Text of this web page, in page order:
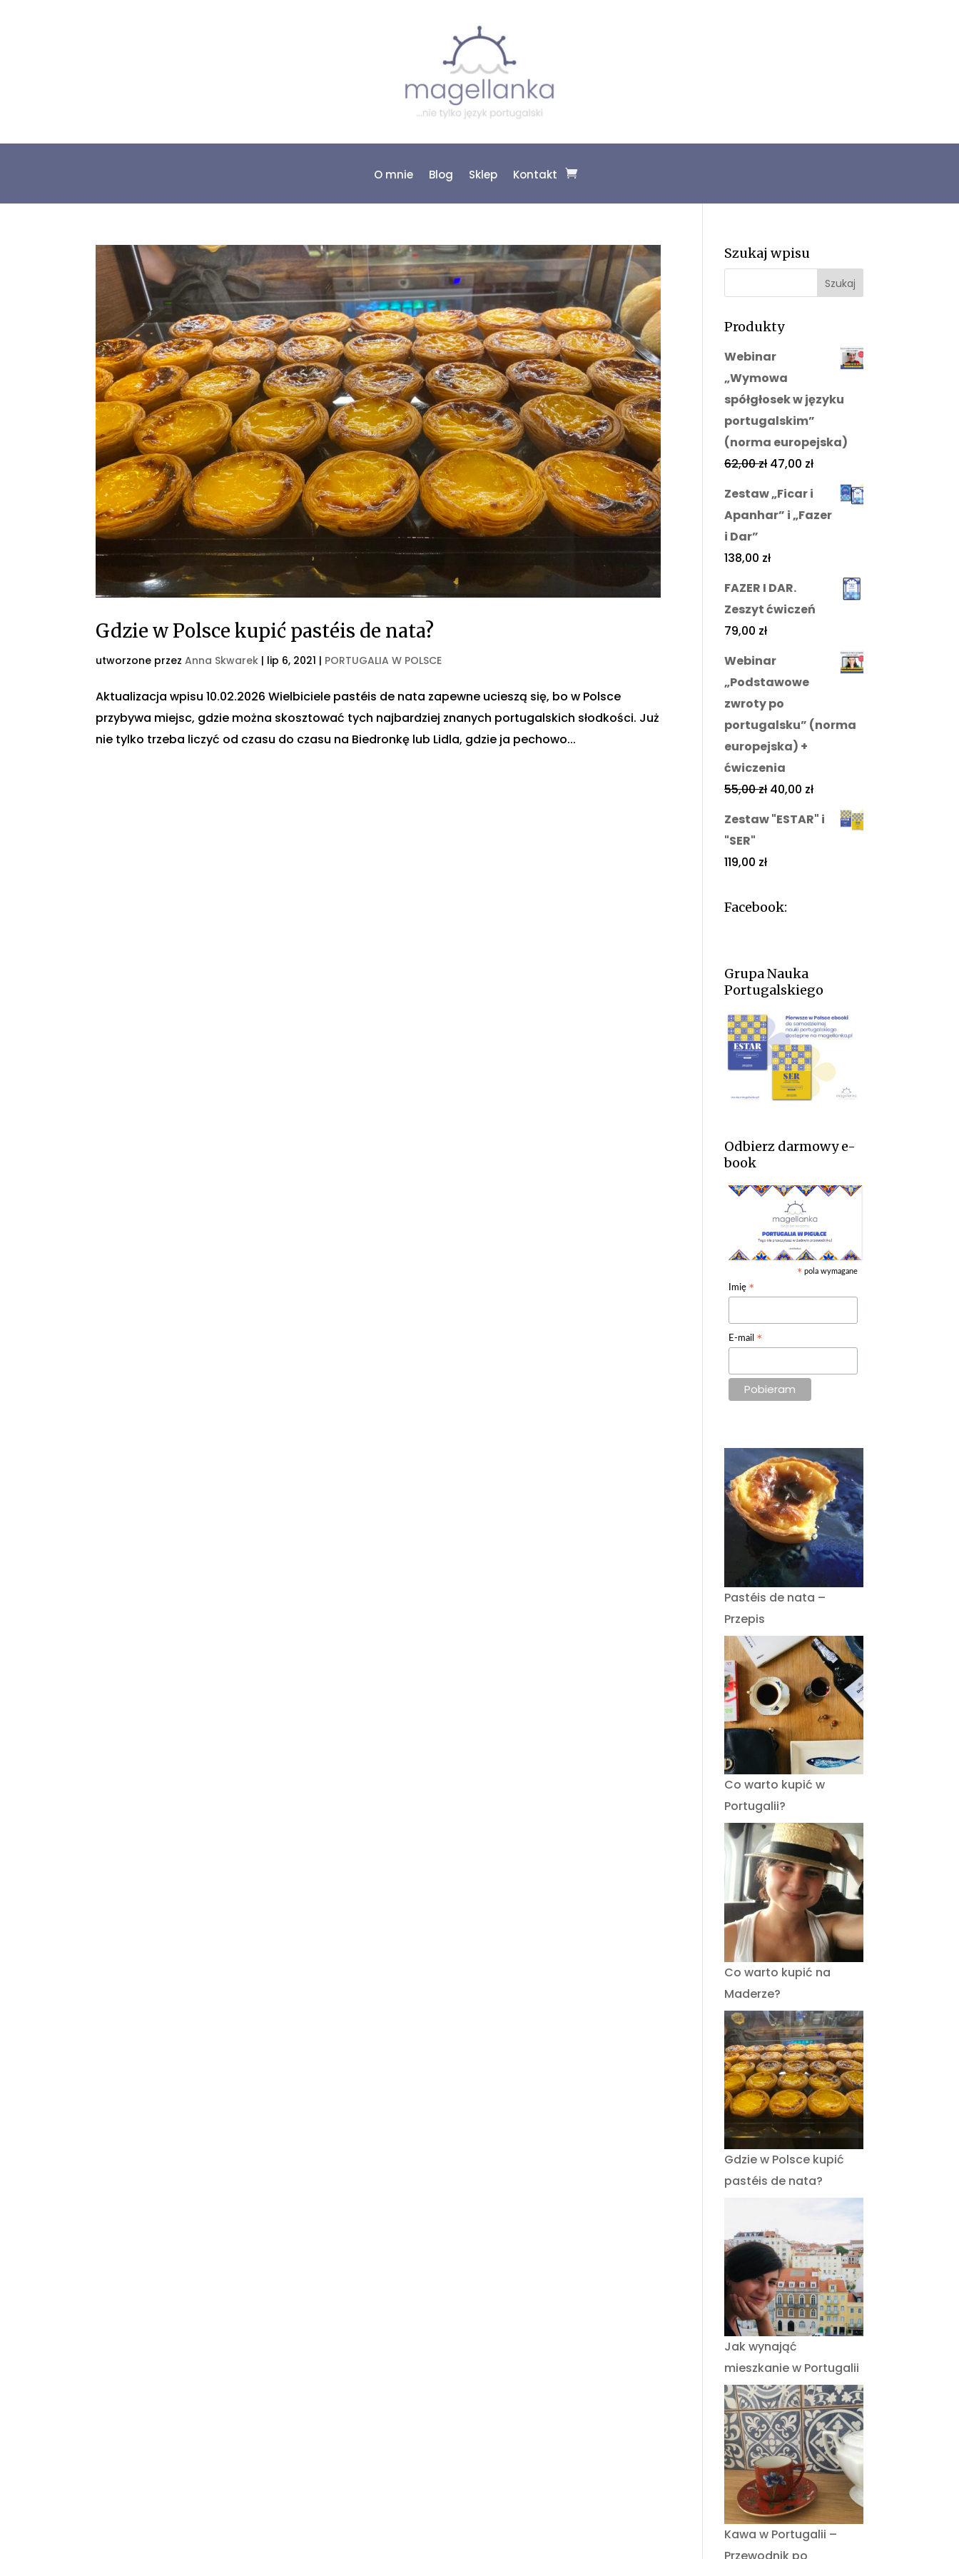
O mnie Blog Sklep Kontakt
Gdzie w Polsce kupić pastéis de nata?
utworzone przezAnna Skwarek | lip 6, 2021 | PORTUGALIA W POLSCE
Aktualizacja wpisu 10.02.2026 Wielbiciele pastéis de nata zapewne ucieszą się, bo w Polsce
przybywa miejsc, gdzie można skosztować tych najbardziej znanych portugalskich słodkości. Już
nie tylko trzeba liczyć od czasu do czasu na Biedronkę lub Lidla, gdzie ja pechowo...
Szukaj wpisu
Produkty
Webinar
„Wymowa
spółgłosek w języku
portugalskim”
(norma europejska)
62,00zł 47,00 zł
Zestaw „Ficar i
Apanhar” i „Fazer
i Dar”
138,00 zł
FAZER I DAR.
Zeszyt ćwiczeń
79,00 zł
Webinar
„Podstawowe
zwroty po
portugalsku” (norma
europejska) +
ćwiczenia
55,00zł 40,00 zł
Zestaw "ESTAR" i
"SER"
119,00 zł
Facebook:
Grupa Nauka
Portugalskiego
Odbierz darmowy e-
book
* pola wymagane
Imię *
E-mail *
Pastéis de nata –
Przepis
Co warto kupić w
Portugalii?
Co warto kupić na
Maderze?
Gdzie w Polsce kupić
pastéis de nata?
Jak wynająć
mieszkanie w Portugalii
Kawa w Portugalii –
Przewodnik po